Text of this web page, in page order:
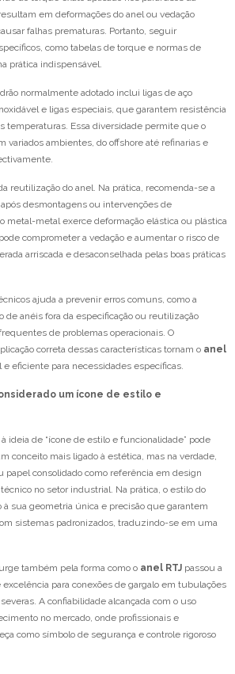
em deformações do anel ou vedação
falhas prematuras. Portanto, seguir
como tabelas de torque e normas de
prática indispensável.
normalmente adotado inclui ligas de aço
e ligas especiais, que garantem resistência
temperaturas. Essa diversidade permite que o
variados ambientes, do offshore até refinarias e
reutilização do anel. Na prática, recomenda-se a
após desmontagens ou intervenções de
metal-metal exerce deformação elástica ou plástica
comprometer a vedação e aumentar o risco de
arriscada e desaconselhada pelas boas práticas
ajuda a prevenir erros comuns, como a
de anéis fora da especificação ou reutilização
de problemas operacionais. O
correta dessas características tornam o anel
e eficiente para necessidades específicas.
um ícone de estilo e
à ideia de “ícone de estilo e funcionalidade” pode
conceito mais ligado à estética, mas na verdade,
papel consolidado como referência em design
no setor industrial. Na prática, o estilo do
à sua geometria única e precisão que garantem
sistemas padronizados, traduzindo-se em uma
também pela forma como o anel RTJ passou a
para conexões de gargalo em tubulações
A confiabilidade alcançada com o uso
no mercado, onde profissionais e
como símbolo de segurança e controle rigoroso